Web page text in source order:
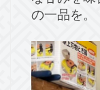
の一品を